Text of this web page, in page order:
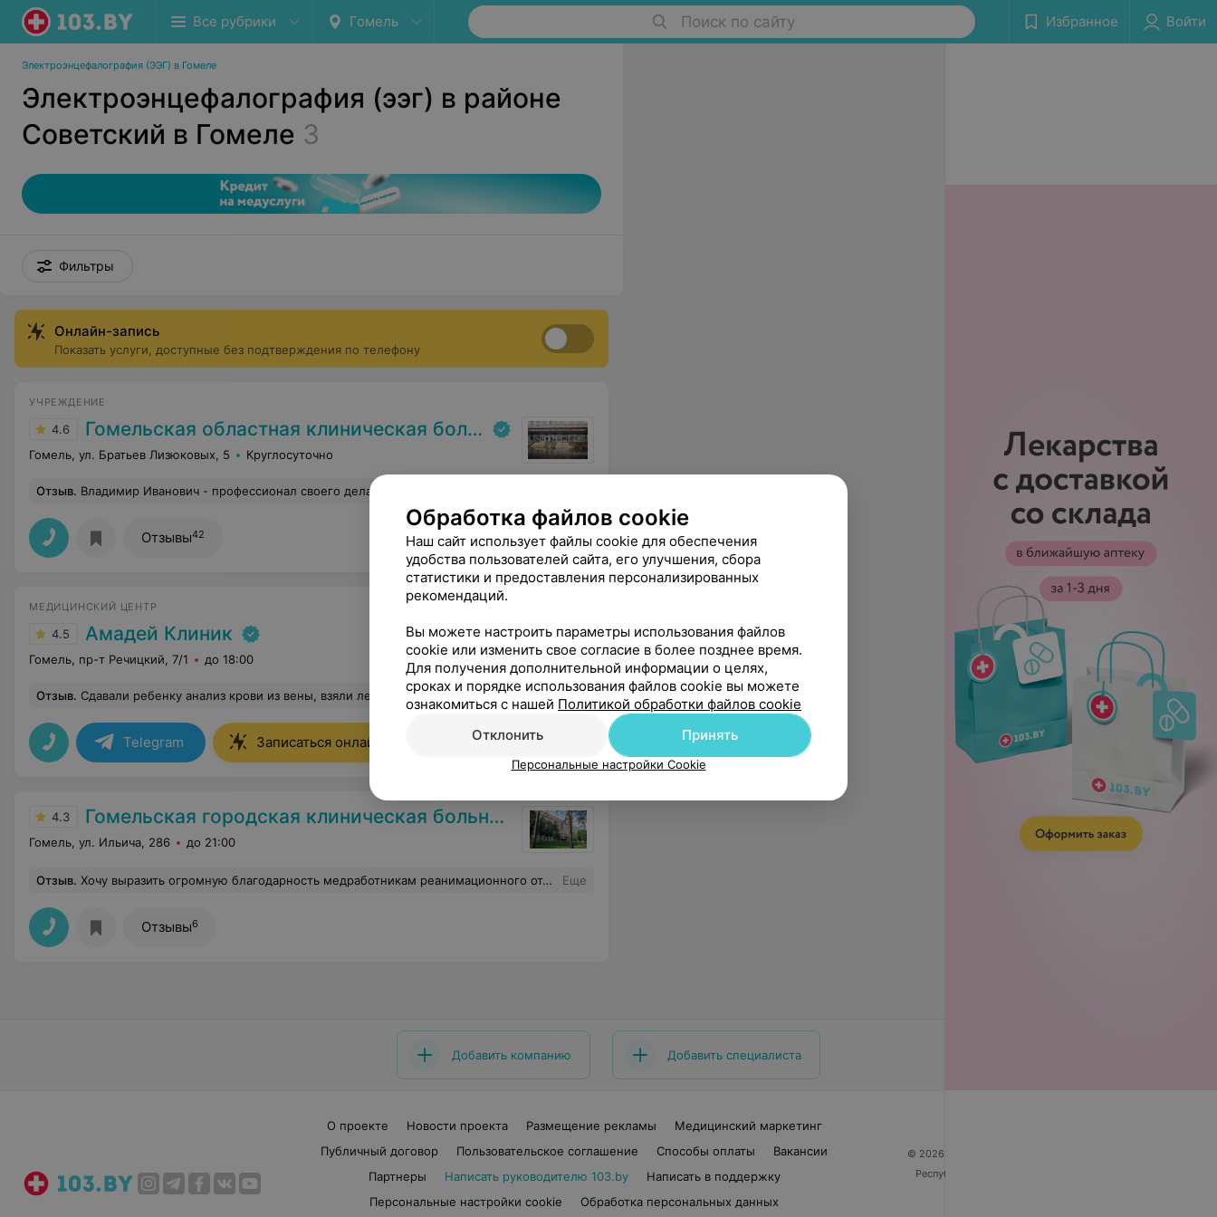
Все рубрики Гомель Поиск по сайту Избранное Войти
Электроэнцефалография (ЭЭГ) в Гомеле
Электроэнцефалография (ээг) в районе
Советский в Гомеле 3
Фильтры
Онлайн-запись
Показать услуги, доступные без подтверждения по телефону
УЧРЕЖДЕНИЕ
4.6 Гомельская областная клиническая больница
Гомель, ул. Братьев Лизюковых, 5 Круглосуточно
Отзыв. Владимир Иванович - профессионал своего дела, и это главное. Благодарю за помощь, желаю дальнейших успехов всему вашему коллективу и главное будьте здоровы.
Отзывы42
МЕДИЦИНСКИЙ ЦЕНТР
4.5 Амадей Клиник
Гомель, пр-т Речицкий, 7/1 до 18:00
Отзыв. Сдавали ребенку анализ крови из вены, взяли легко, без проблем, результат прислали в тот же день. Персонал приветливый и вежливый. Будем общаться ещё в Амадей Клиник. Больше спасибо) Еще
Telegram Записаться онлайн
4.3 Гомельская городская клиническая больница №3
Гомель, ул. Ильича, 286 до 21:00
Отзыв. Хочу выразить огромную благодарность медработникам реанимационного отделения, младшему и среднему персоналу неврологического отделения и замечательному доктору Татьяне Сергеевне за отзывчивость, качественное лечение, профессиональный подход и бесценный труд! Успехов вам, благополучия и здоровья! Еще
Отзывы6
Добавить компанию Добавить специалиста
О проекте Новости проекта Размещение рекламы
Медицинский маркетинг
Публичный договор
Пользовательское соглашение Способы оплаты
Вакансии
Партнеры
Написать руководителю 103.by
Написать в поддержку
Персональные настройки cookie
Обработка персональных данных
© 2026 ООО «Артокс Лаб», УНП 191700409
Республика Беларусь, г. Минск, улица Толбухина, 2,
Обработка файлов cookie
Наш сайт использует файлы cookie для обеспечения
удобства пользователей сайта, его улучшения, сбора
статистики и предоставления персонализированных
рекомендаций.
Вы можете настроить параметры использования файлов
cookie или изменить свое согласие в более позднее время.
Для получения дополнительной информации о целях,
сроках и порядке использования файлов cookie вы можете
ознакомиться с нашей Политикой обработки файлов cookie
Отклонить
Принять
Персональные настройки Cookie